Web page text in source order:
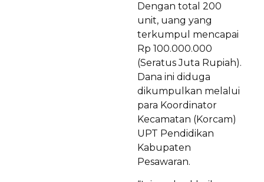
Dengan total 200
unit, uang yang
terkumpul mencapai
Rp 100.000.000
(Seratus Juta Rupiah).
Dana ini diduga
dikumpulkan melalui
para Koordinator
Kecamatan (Korcam)
UPT Pendidikan
Kabupaten
Pesawaran.